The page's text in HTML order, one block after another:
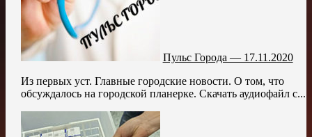
Пульс Города — 17.11.2020
Из первых уст. Главные городские новости. О том, что
обсуждалось на городской планерке. Скачать аудиофайл с...